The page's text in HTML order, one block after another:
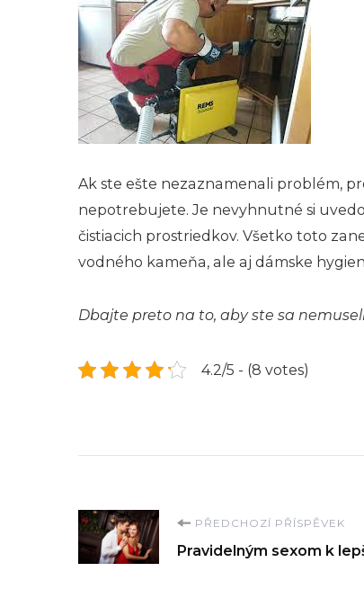
Ak ste ešte nezaznamenali problém,
nepotrebujete. Je nevyhnutné si
čistiacich prostriedkov. Všetko toto
vodného kameňa, ale aj dámske
Dbajte preto na to, aby ste sa
4.2/5 - (8 votes)
Navigace
příspěvku
PŘEDCHOZÍ PŘÍSPĚVEK
Pravidelným sexom k